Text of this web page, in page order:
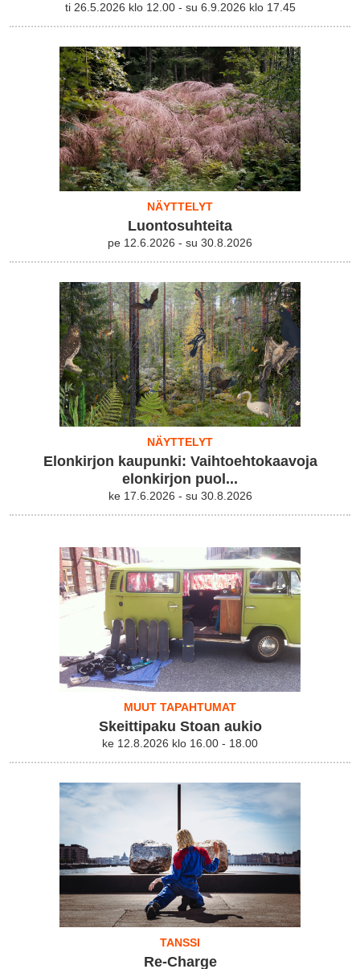
ti 26.5.2026 klo 12.00 - su 6.9.2026 klo 17.45
NÄYTTELYT
Luontosuhteita
pe 12.6.2026 - su 30.8.2026
NÄYTTELYT
Elonkirjon kaupunki: Vaihtoehtokaavoja
elonkirjon puol...
ke 17.6.2026 - su 30.8.2026
MUUT TAPAHTUMAT
Skeittipaku Stoan aukio
ke 12.8.2026 klo 16.00 - 18.00
TANSSI
Re-Charge